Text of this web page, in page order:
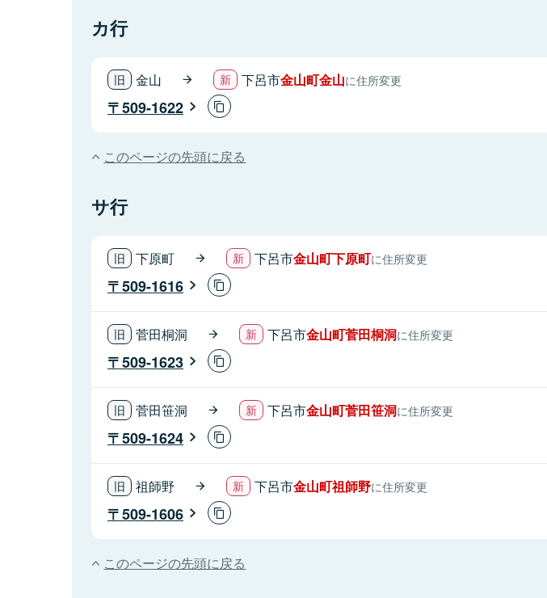
カ行
金山 下呂市金山町金山に住所変更
509-1622
このページの先頭に戻る
サ行
下原町 下呂市金山町下原町に住所変更
509-1616
菅田桐洞 下呂市金山町菅田桐洞に住所変更
509-1623
菅田笹洞 下呂市金山町菅田笹洞に住所変更
509-1624
祖師野 下呂市金山町祖師野に住所変更
509-1606
このページの先頭に戻る